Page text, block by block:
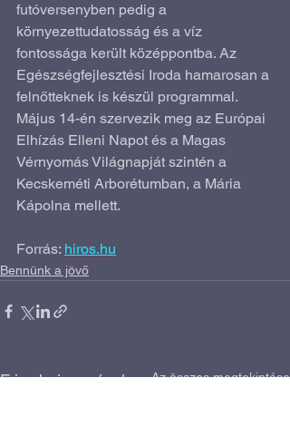
futóversenyben pedig a
környezettudatosság és a víz
fontossága került középpontba. Az
Egészségfejlesztési Iroda hamarosan a
felnőtteknek is készül programmal.
Május 14-én szervezik meg az Európai
Elhízás Elleni Napot és a Magas
Vérnyomás Világnapját szintén a
Kecskeméti Arborétumban, a Mária
Kápolna mellett.
Forrás: hiros.hu
Bennünk a jövő
Friss bejegyzések Az összes megtekintése